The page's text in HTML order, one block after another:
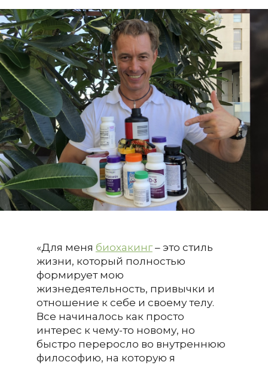
«Для меня биохакинг– это стиль
жизни, который полностью
формирует мою
жизнедеятельность, привычки и
отношение к себе и своему телу.
Все начиналось как просто
интерес к чему-то новому, но
быстро переросло во внутреннюю
философию, на которую я